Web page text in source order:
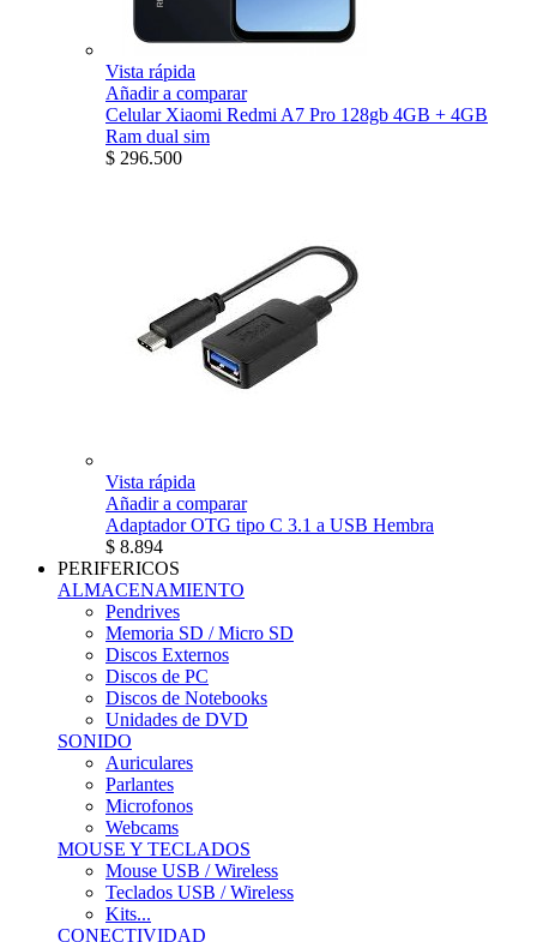
Vista rápida
Añadir a comparar
Celular Xiaomi Redmi A7 Pro 128gb 4GB + 4GB
Ram dual sim
$ 296.500
Vista rápida
Añadir a comparar
Adaptador OTG tipo C 3.1 a USB Hembra
$ 8.894
PERIFERICOS
ALMACENAMIENTO
Pendrives
Memoria SD / Micro SD
Discos Externos
Discos de PC
Discos de Notebooks
Unidades de DVD
SONIDO
Auriculares
Parlantes
Microfonos
Webcams
MOUSE Y TECLADOS
Mouse USB / Wireless
Teclados USB / Wireless
Kits...
CONECTIVIDAD